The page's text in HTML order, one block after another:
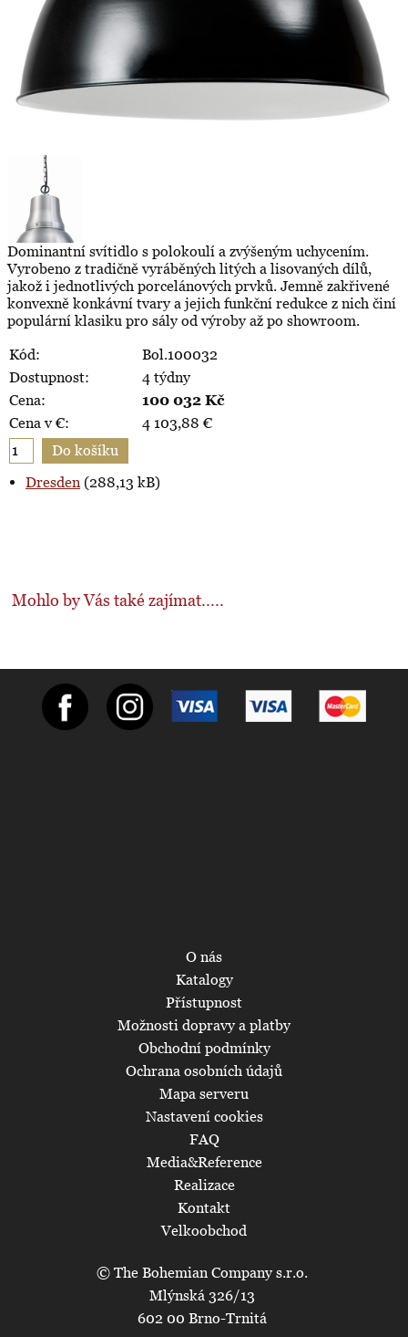
Dominantní svítidlo s polokoulí a zvýšeným uchycením.
Vyrobeno z tradičně vyráběných litých a lisovaných dílů,
jakož i jednotlivých porcelánových prvků. Jemně zakřivené
konvexně konkávní tvary a jejich funkční redukce z nich činí
populární klasiku pro sály od výroby až po showroom.
Kód:
Bol.100032
Dostupnost:
4 týdny
Cena:
100 032 Kč
Cena v €:
4 103,88 €
Dresden (288,13 kB)
Mohlo by Vás také zajímat.....
© The Bohemian Company s.r.o.
Mlýnská 326/13
602 00 Brno-Trnitá
O nás
Katalogy
Přístupnost
Možnosti dopravy a platby
Obchodní podmínky
Ochrana osobních údajů
Mapa serveru
Nastavení cookies
FAQ
Media&Reference
Realizace
Kontakt
Velkoobchod